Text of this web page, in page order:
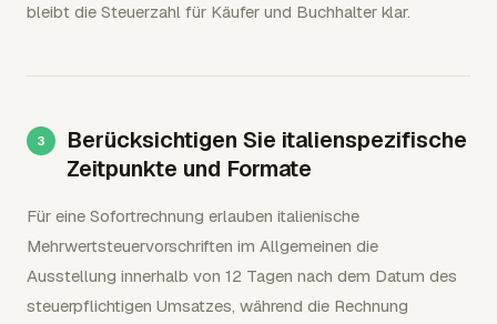
bleibt die Steuerzahl für Käufer und Buchhalter klar.
Berücksichtigen Sie italienspezifische
Zeitpunkte und Formate
Für eine Sofortrechnung erlauben italienische
Mehrwertsteuervorschriften im Allgemeinen die
Ausstellung innerhalb von 12 Tagen nach dem Datum des
steuerpflichtigen Umsatzes, während die Rechnung